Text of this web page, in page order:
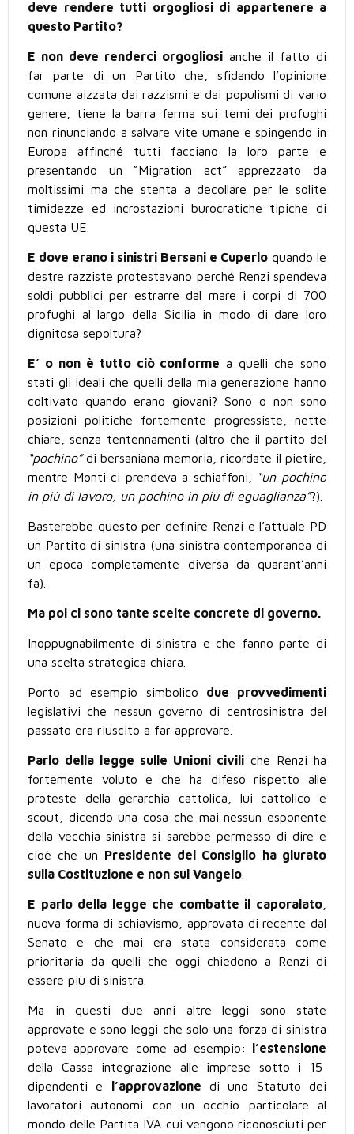
deve rendere tutti orgogliosi di appartenere a
questo Partito?
E non deve renderci orgogliosi anche il fatto di
far parte di un Partito che, sfidando l’opinione
comune aizzata dai razzismi e dai populismi di vario
genere, tiene la barra ferma sui temi dei profughi
non rinunciando a salvare vite umane e spingendo in
Europa affinché tutti facciano la loro parte e
presentando un “Migration act” apprezzato da
moltissimi ma che stenta a decollare per le solite
timidezze ed incrostazioni burocratiche tipiche di
questa UE.
E dove erano i sinistri Bersani e Cuperlo quando le
destre razziste protestavano perché Renzi spendeva
soldi pubblici per estrarre dal mare i corpi di 700
profughi al largo della Sicilia in modo di dare loro
dignitosa sepoltura?
E’ o non è tutto ciò conforme a quelli che sono
stati gli ideali che quelli della mia generazione hanno
coltivato quando erano giovani? Sono o non sono
posizioni politiche fortemente progressiste, nette
chiare, senza tentennamenti (altro che il partito del
“pochino”di bersaniana memoria, ricordate il pietire,
mentre Monti ci prendeva a schiaffoni,
“un pochino
in più di lavoro, un pochino in più di eguaglianza”?).
Basterebbe questo per definire Renzi e l’attuale PD
un Partito di sinistra (una sinistra contemporanea di
un epoca completamente diversa da quarant’anni
fa).
Ma poi ci sono tante scelte concrete di governo.
Inoppugnabilmente di sinistra e che fanno parte di
una scelta strategica chiara.
Porto ad esempio simbolico due provvedimenti
legislativi che nessun governo di centrosinistra del
passato era riuscito a far approvare.
Parlo della legge sulle Unioni civili che Renzi ha
fortemente voluto e che ha difeso rispetto alle
proteste della gerarchia cattolica, lui cattolico e
scout, dicendo una cosa che mai nessun esponente
della vecchia sinistra si sarebbe permesso di dire e
cioè che un Presidente del Consiglio ha giurato
sulla Costituzione e non sul Vangelo
E parlo della legge che combatte il caporalato
nuova forma di schiavismo, approvata di recente dal
Senato e che mai era stata considerata come
prioritaria da quelli che oggi chiedono a Renzi di
essere più di sinistra.
Ma in questi due anni altre leggi sono state
approvate e sono leggi che solo una forza di sinistra
poteva approvare come ad esempio:
l’estensione
della Cassa integrazione alle imprese sotto i 15
dipendenti e
l’approvazione di uno Statuto dei
lavoratori autonomi con un occhio particolare al
mondo delle Partita IVA cui vengono riconosciuti per